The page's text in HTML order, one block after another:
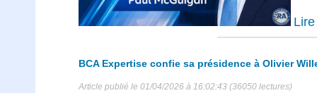
BCA Expertise confie sa présidence à Olivier
Article publié le 01/04/2026 à 16:02:43 (36050 lectures)